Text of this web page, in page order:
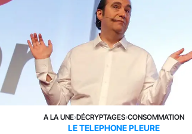
A LA UNE›DÉCRYPTAGES›CONSOMMATION
LE TELEPHONE PLEURE